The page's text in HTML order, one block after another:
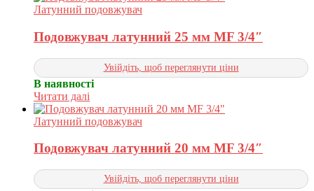
Латунний подовжувач
Подовжувач латунний 25 мм MF 3/4″
Увійдіть, щоб переглянути ціни
В наявності
Читати далі
Латунний подовжувач
Подовжувач латунний 20 мм MF 3/4″
Увійдіть, щоб переглянути ціни